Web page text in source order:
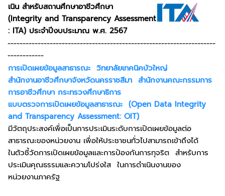
เนิน สําหรับสถานศึกษาอาชีวศึกษา
(Integrity and Transparency Assessment
: ITA) ประจําปีงบประมาณ พ.ศ. 2567
---------------------------------------------------------------------
------------
การเปิดเผยข้อมูลสาธารณะ วิทยาลัยเทคนิคบัวใหญ่
สำนักงานอาชีวศึกษาจังหวัดนครราชสีมา สำนักงานคณะกรรมการ
การอาชีวศึกษา กระทรวงศึกษาธิการ
แบบตรวจการเปิดเผยข้อมูลสาธารณะ (Open Data Integrity
and Transparency Assessment: OIT)
มีวัตถุประสงค์เพื่อเป็นการประเมินระดับการเปิดเผยข้อมูลต่อ
สาธารณะของหน่วยงาน เพื่อให้ประชาชนทั่วไปสามารถเข้าถึงได้
ในตัวชี้วัดการเปิดเผยข้อมูลและการป้องกันการทุจริต สำหรับการ
ประเมินคุณธรรมและความโปร่งใส ในการดำเนินงานของ
หน่วยงานภาครัฐ